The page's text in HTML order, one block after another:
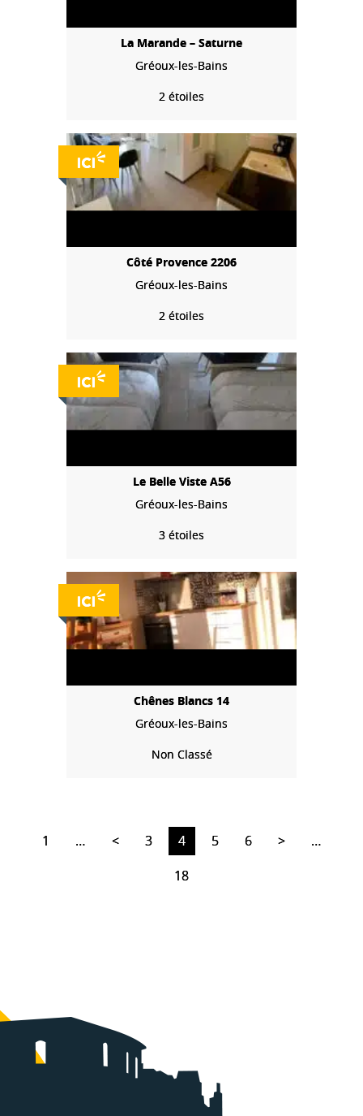
La Marande – Saturne
Gréoux-les-Bains
2 étoiles
Côté Provence 2206
Gréoux-les-Bains
2 étoiles
Le Belle Viste A56
Gréoux-les-Bains
3 étoiles
Chênes Blancs 14
Gréoux-les-Bains
Non Classé
1 … < 3 4 5 6 >
…
18